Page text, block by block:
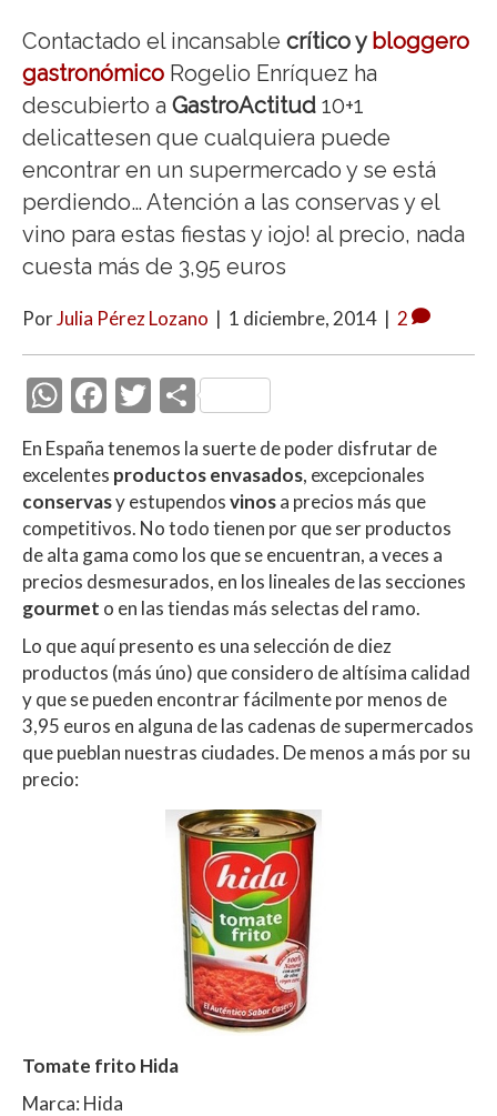
Contactado el incansable crítico y bloggero
gastronómico Rogelio Enríquez ha
descubierto a GastroActitud 10+1
delicattesen que cualquiera puede
encontrar en un supermercado y se está
perdiendo… Atención a las conservas y el
vino para estas fiestas y ¡ojo! al precio, nada
cuesta más de 3,95 euros
PorJulia Pérez Lozano | 1 diciembre, 2014 | 2
W
at
s
A
p
p
F
e
b
o
o
k
T
itt
er
C
m
p
ar
ti
r
En España tenemos la suerte de poder disfrutar de
excelentes productos envasados, excepcionales
conservasy estupendosvinosa precios más que
competitivos. No todo tienen por que ser productos
de alta gama como los que se encuentran, a veces a
precios desmesurados, en los lineales de las secciones
gourmet o en las tiendas más selectas del ramo.
Lo que aquí presento es una selección de diez
productos (más úno) que considero de altísima calidad
y que se pueden encontrar fácilmente por menos de
3,95 euros en alguna de las cadenas de supermercados
que pueblan nuestras ciudades. De menos a más por su
precio:
Tomate frito Hida
Marca: Hida